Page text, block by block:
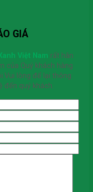
GIÁ
Việt Nam rất hân
của Quý khách hàng
lòng để lại thông
đến quý khách.